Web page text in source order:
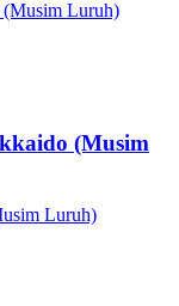
(Musim